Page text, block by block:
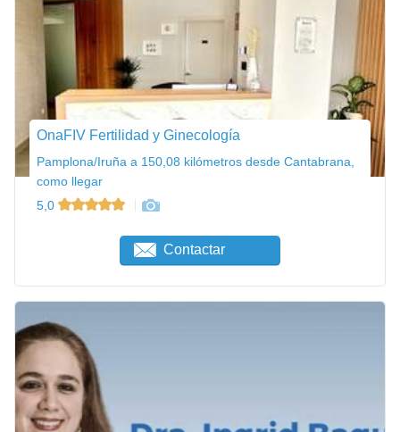
OnaFIV Fertilidad y Ginecología
Pamplona/Iruña a 150,08 kilómetros desde Cantabrana,
como llegar
5,0
Contactar